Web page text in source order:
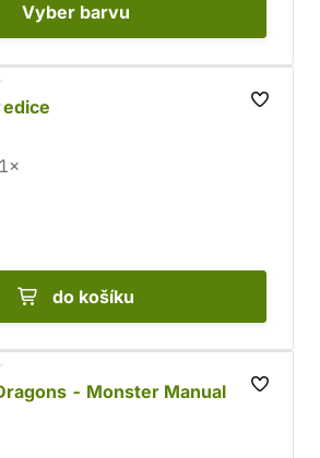
Vyber barvu
1×
do košíku
- Monster Manual